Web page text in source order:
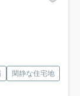
閑静な住宅地